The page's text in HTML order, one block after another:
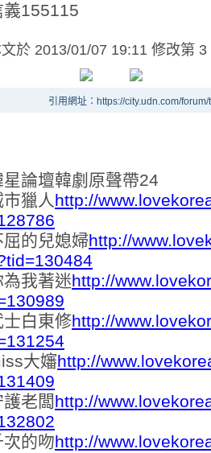
義155115
於 2013/01/07 19:11 修改第 3
引用網址：https://city.udn.com/
星論壇韓劇原聲帶24
市獵人http://
屈的兒媳婦http://
為我著迷http://
士白東修http://
大嬸http://
護老闆http://
次的吻http://